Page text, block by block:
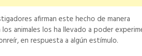
afirman este hecho de manera
animales los ha llevado a poder
en respuesta a algún estímulo.